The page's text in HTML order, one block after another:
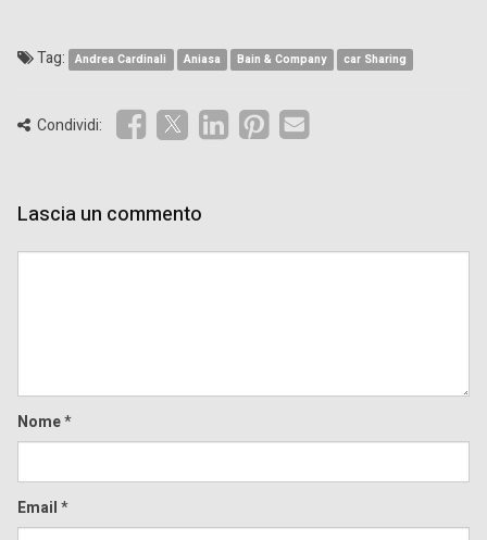
Tag: Andrea Cardinali Aniasa Bain & Company car Sharing
Condividi:
Lascia un commento
Nome*
Email*